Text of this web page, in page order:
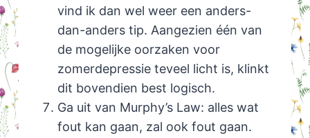
vind ik dan wel weer een anders-
dan-anders tip. Aangezien één van
de mogelijke oorzaken voor
zomerdepressie teveel licht is, klinkt
dit bovendien best logisch.
Ga uit van Murphy’s Law: alles wat
fout kan gaan, zal ook fout gaan.